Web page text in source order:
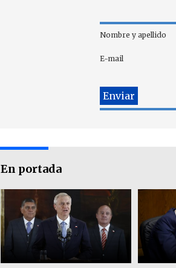
Nombre y apellido
E-mail
En portada